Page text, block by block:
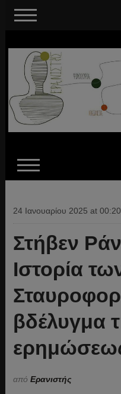
24 Ιανουαρίου 2025 at 00:20
Στήβεν
Ιστορία
βδέλυγμα
από Ερανιστής